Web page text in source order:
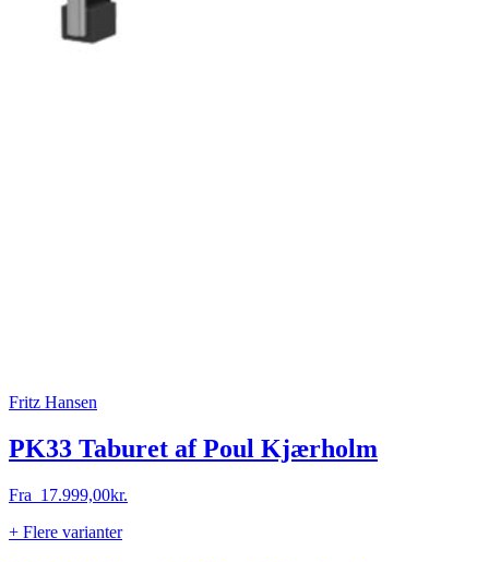
Fritz Hansen
PK33 Taburet af Poul Kjærholm
Fra 17.999,00kr.
+ Flere varianter